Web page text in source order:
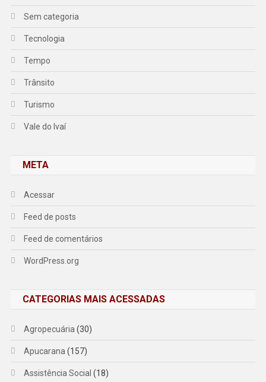
Sem categoria
Tecnologia
Tempo
Trânsito
Turismo
Vale do Ivaí
META
Acessar
Feed de posts
Feed de comentários
WordPress.org
CATEGORIAS MAIS ACESSADAS
Agropecuária (30)
Apucarana (157)
Assistência Social (18)